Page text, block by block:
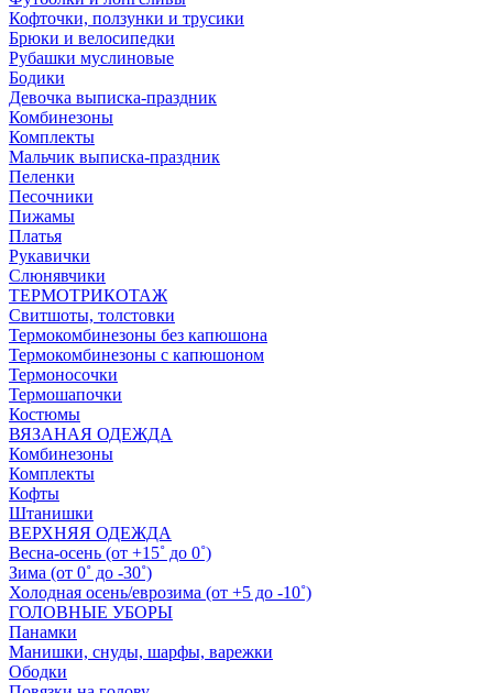
Кофточки, ползунки и трусики
Брюки и велосипедки
Рубашки муслиновые
Бодики
Девочка выписка-праздник
Комбинезоны
Комплекты
Мальчик выписка-праздник
Пеленки
Песочники
Пижамы
Платья
Рукавички
Слюнявчики
ТЕРМОТРИКОТАЖ
Свитшоты, толстовки
Термокомбинезоны без капюшона
Термокомбинезоны с капюшоном
Термоносочки
Термошапочки
Костюмы
ВЯЗАНАЯ ОДЕЖДА
Комбинезоны
Комплекты
Кофты
Штанишки
ВЕРХНЯЯ ОДЕЖДА
Весна-осень (от +15˚ до 0˚)
Зима (от 0˚ до -30˚)
Холодная осень/еврозима (от +5 до -10˚)
ГОЛОВНЫЕ УБОРЫ
Панамки
Манишки, снуды, шарфы, варежки
Ободки